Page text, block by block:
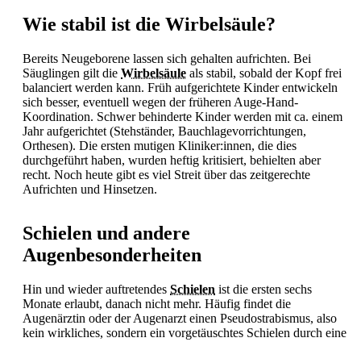
Wie stabil ist die Wirbelsäule?
Bereits Neugeborene lassen sich gehalten aufrichten. Bei
Säuglingen gilt die Wirbelsäule als stabil, sobald der Kopf frei
balanciert werden kann. Früh aufgerichtete Kinder entwickeln
sich besser, eventuell wegen der früheren Auge-Hand-
Koordination. Schwer behinderte Kinder werden mit ca. einem
Jahr aufgerichtet (Stehständer, Bauchlagevorrichtungen,
Orthesen). Die ersten mutigen Kliniker:innen, die dies
durchgeführt haben, wurden heftig kritisiert, behielten aber
recht. Noch heute gibt es viel Streit über das zeitgerechte
Aufrichten und Hinsetzen.
Schielen und andere
Augenbesonderheiten
Hin und wieder auftretendes Schielen ist die ersten sechs
Monate erlaubt, danach nicht mehr. Häufig findet die
Augenärztin oder der Augenarzt einen Pseudostrabismus, also
kein wirkliches, sondern ein vorgetäuschtes Schielen durch eine